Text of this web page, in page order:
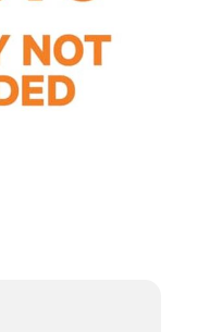
Flexibilité et
maximale
jusqu'à 50°